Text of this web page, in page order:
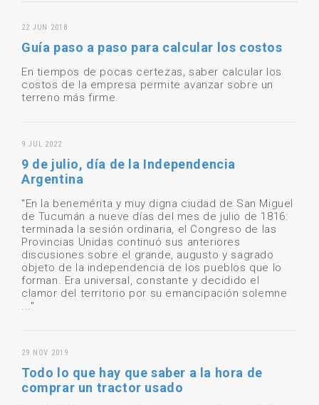
22 JUN 2018
Guía paso a paso para calcular los costos
En tiempos de pocas certezas, saber calcular los
costos de la empresa permite avanzar sobre un
terreno más firme.
9 JUL 2022
9 de julio, día de la Independencia
Argentina
"En la benemérita y muy digna ciudad de San Miguel
de Tucumán a nueve días del mes de julio de 1816:
terminada la sesión ordinaria, el Congreso de las
Provincias Unidas continuó sus anteriores
discusiones sobre el grande, augusto y sagrado
objeto de la independencia de los pueblos que lo
forman. Era universal, constante y decidido el
clamor del territorio por su emancipación solemne
..."
29 NOV 2019
Todo lo que hay que saber a la hora de
comprar un tractor usado